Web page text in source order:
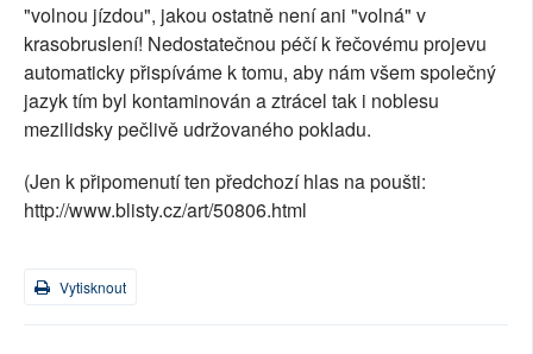
"volnou jízdou", jakou ostatně není ani "volná" v
krasobruslení! Nedostatečnou péčí k řečovému projevu
automaticky přispíváme k tomu, aby nám všem společný
jazyk tím byl kontaminován a ztrácel tak i noblesu
mezilidsky pečlivě udržovaného pokladu.
(Jen k připomenutí ten předchozí hlas na poušti:
http://www.blisty.cz/art/50806.html
Vytisknout